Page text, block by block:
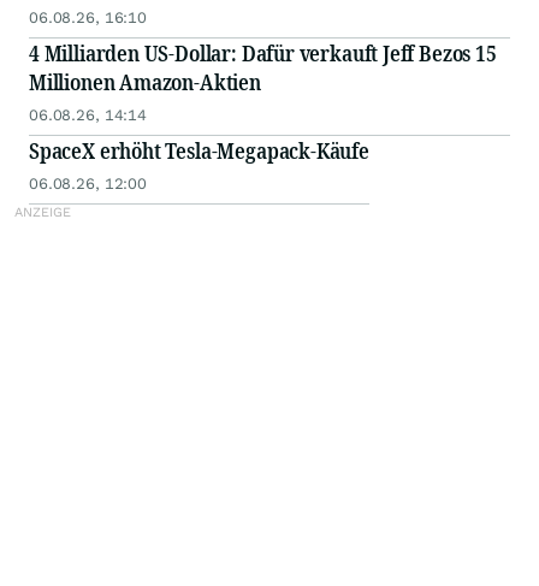
06.08.26, 16:10
4 Milliarden US-Dollar: Dafür verkauft Jeff Bezos 15
Millionen Amazon-Aktien
06.08.26, 14:14
SpaceX erhöht Tesla-Megapack-Käufe
06.08.26, 12:00